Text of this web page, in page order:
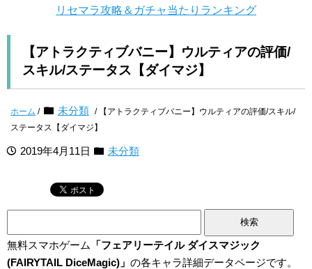
リセマラ攻略＆ガチャ当たりランキング
【アトラクティブバニー】ウルティアの評価/
スキル/ステータス【ダイマジ】
ホーム / 未分類 / 【アトラクティブバニー】ウルティアの評価/スキル/
ステータス【ダイマジ】
2019年4月11日 未分類
無料スマホゲーム
「フェアリーテイル ダイスマジック
(FAIRYTAIL DiceMagic)」 の各キャラ詳細データページです。